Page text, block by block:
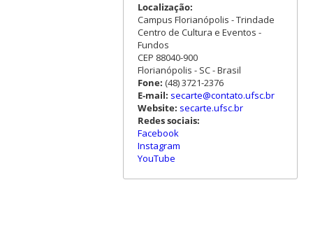
Localização:
Campus Florianópolis - Trindade
Centro de Cultura e Eventos -
Fundos
CEP 88040-900
Florianópolis - SC - Brasil
Fone: (48) 3721-2376
E-mail: secarte@contato.ufsc.br
Website: secarte.ufsc.br
Redes sociais:
Facebook
Instagram
YouTube